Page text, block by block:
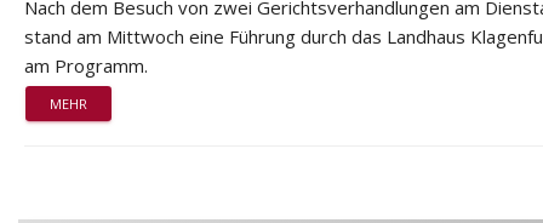
Nach dem Besuch von zwei Gerichtsverhandlungen am
stand am Mittwoch eine Führung durch das Landhaus
am Programm.
MEHR